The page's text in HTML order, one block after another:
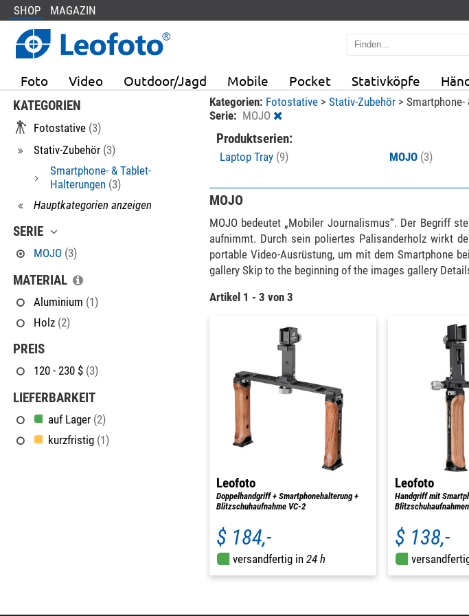
SHOP MAGAZIN
Foto Video Outdoor/Jagd Mobile Pocket Stativköpfe
KATEGORIEN
Fotostative (3)
Stativ-Zubehör (3)
Smartphone- & Tablet-
Halterungen (3)
Hauptkategorien anzeigen
SERIE
MOJO (3)
MATERIAL
Aluminium (1)
Holz (2)
PREIS
120 - 230 $ (3)
LIEFERBARKEIT
auf Lager (2)
kurzfristig (1)
Kategorien: Fotostative > Stativ-Zubehör > Smartphone-
Serie: MOJO
Produktserien:
Laptop Tray (9) MOJO (3)
MOJO
MOJO bedeutet „Mobiler Journalismus“. Der Begriff
aufnimmt. Durch sein poliertes Palisanderholz wirkt
portable Video-Ausrüstung, um mit dem Smartphone
gallery Skip to the beginning of the images gallery
Artikel 1 - 3 von 3
Leofoto
Doppelhandgriff + Smartphonehalterung +
Blitzschuhaufnahme VC-2
$ 184,-
versandfertig in 24 h
Leofoto
Handgriff mit
$ 138,-